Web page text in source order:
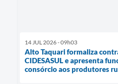
14 JUL 2026 - 09h03
Alto Taquari formaliza
CIDESASUL e apresenta
consórcio aos produtores